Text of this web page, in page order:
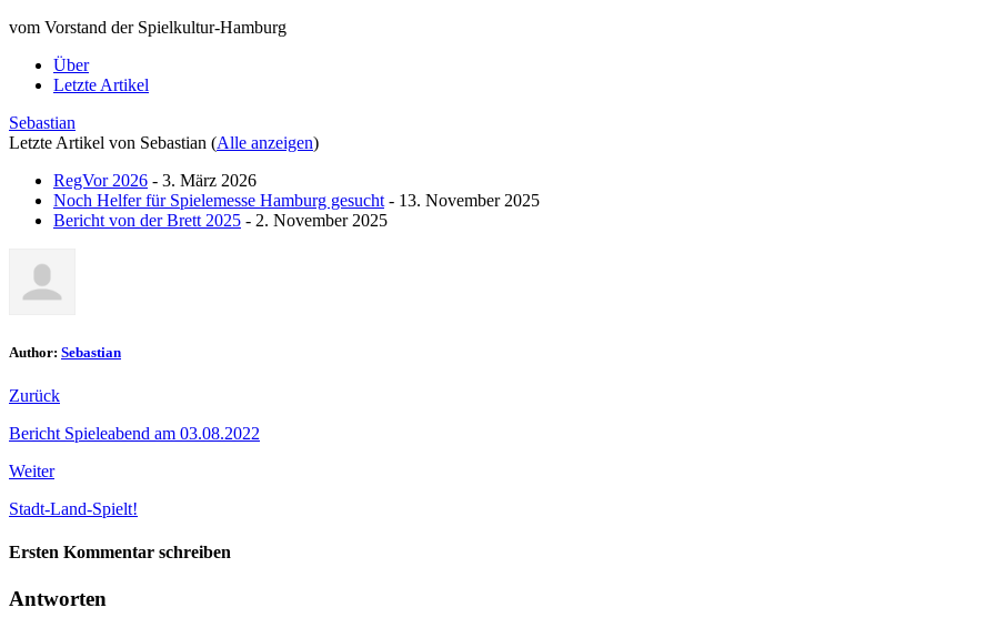
vom Vorstand der Spielkultur-Hamburg
Über
Letzte Artikel
Sebastian
Letzte Artikel von Sebastian (Alle anzeigen)
RegVor 2026 - 3. März 2026
Noch Helfer für Spielemesse Hamburg gesucht - 13. November 2025
Bericht von der Brett 2025 - 2. November 2025
Author: Sebastian
Zurück
Bericht Spieleabend am 03.08.2022
Weiter
Stadt-Land-Spielt!
Ersten Kommentar schreiben
Antworten